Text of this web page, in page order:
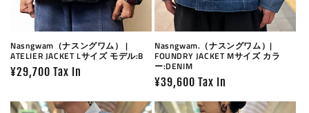
Nasngwam（ナスングワム） |
ATELIER JACKET Lサイズ モデル:B
Prix
¥29,700 Tax In
Nasngwam.（ナスングワム）|
FOUNDRY JACKET Mサイズ カラ
ー:DENIM
Prix
¥39,600 Tax In